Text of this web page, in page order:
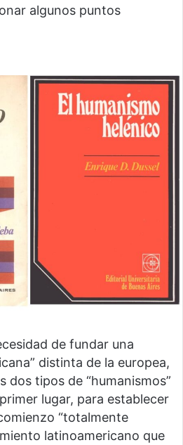
algunos puntos
de fundar una
distinta de la europea,
dos tipos de “humanismos”
lugar, para establecer
“totalmente
latinoamericano que